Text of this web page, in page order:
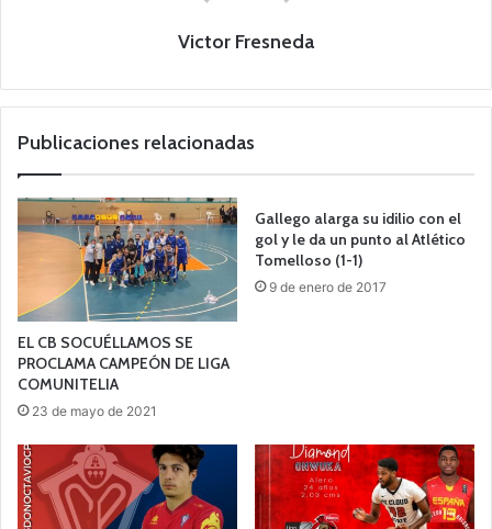
Victor Fresneda
Publicaciones relacionadas
EL CB SOCUÉLLAMOS SE
PROCLAMA CAMPEÓN DE LIGA
COMUNITELIA
23 de mayo de 2021
Gallego alarga su idilio con el
gol y le da un punto al Atlético
Tomelloso (1-1)
9 de enero de 2017